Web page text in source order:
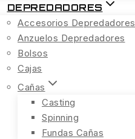
DEPREDADORES
Accesorios Depredadores
Anzuelos Depredadores
Bolsos
Cajas
Cañas
Casting
Spinning
Fundas Cañas